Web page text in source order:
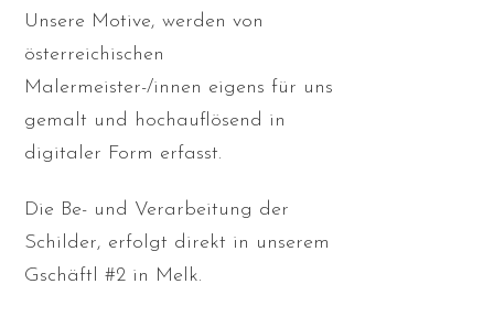
Unsere Motive, werden von
österreichischen
Malermeister-/innen eigens für uns
gemalt und hochauflösend in
digitaler Form erfasst.
Die Be- und Verarbeitung der
Schilder, erfolgt direkt in unserem
Gschäftl #2 in Melk.